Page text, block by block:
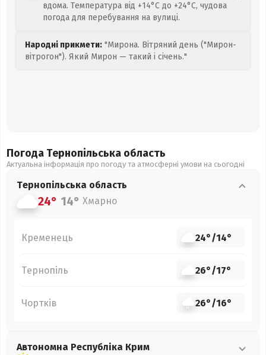
вдома. Температура від +14°C до +24°C, чудова
погода для перебування на вулиці.
Народні прикмети: "Мирона. Вітряний день ("Мирон-
вітрогон"). Який Мирон — такий і січень."
Погода Тернопільська область
Актуальна інформація про погоду та атмосферні умови на сьогодні
Тернопільська область
24° 14° Хмарно
Кременець 24°/14°
Тернопіль 26°/17°
Чортків 26°/16°
Автономна Республіка Крим